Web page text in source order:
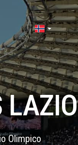
LAZIO
Olimpico